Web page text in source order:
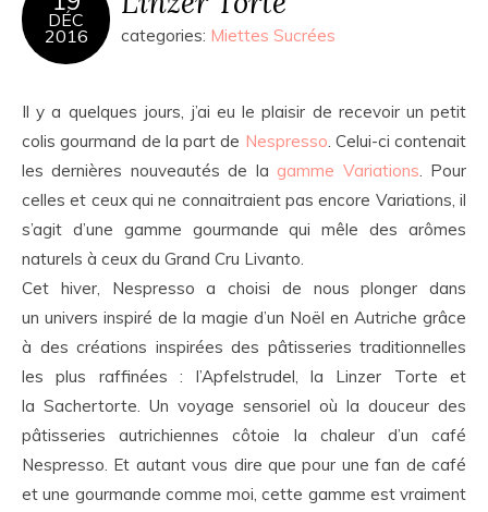
DÉC
2016 categories: Miettes Sucrées
Il y a quelques jours, j’ai eu le plaisir de recevoir un petit
colis gourmand de la part de Nespresso. Celui-ci contenait
les dernières nouveautés de la gamme Variations. Pour
celles et ceux qui ne connaitraient pas encore Variations, il
s’agit d’une gamme gourmande qui mêle des arômes
naturels à ceux du Grand Cru Livanto.
Cet hiver, Nespresso a choisi de nous plonger dans
un univers inspiré de la magie d’un Noël en Autriche grâce
à des créations inspirées des pâtisseries traditionnelles
les plus raffinées : l’Apfelstrudel, la Linzer Torte et
la Sachertorte. Un voyage sensoriel où la douceur des
pâtisseries autrichiennes côtoie la chaleur d’un café
Nespresso. Et autant vous dire que pour une fan de café
et une gourmande comme moi, cette gamme est vraiment